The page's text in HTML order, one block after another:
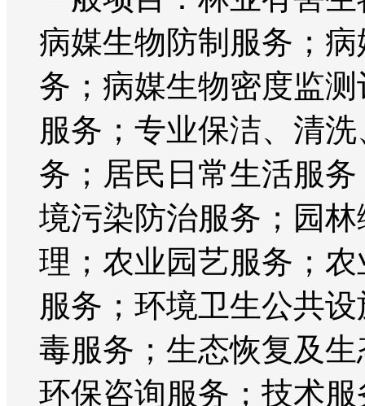
病媒生物防制服务；
务；病媒生物密度监
服务；专业保洁、清
务；居民日常生活服
境污染防治服务；园
理；农业园艺服务；
服务；环境卫生公共
毒服务；生态恢复及
环保咨询服务；技术